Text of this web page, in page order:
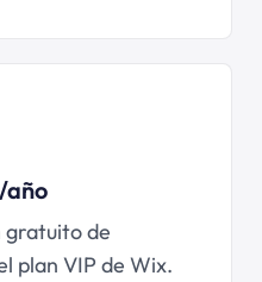
año
gratuito de
plan VIP de Wix.